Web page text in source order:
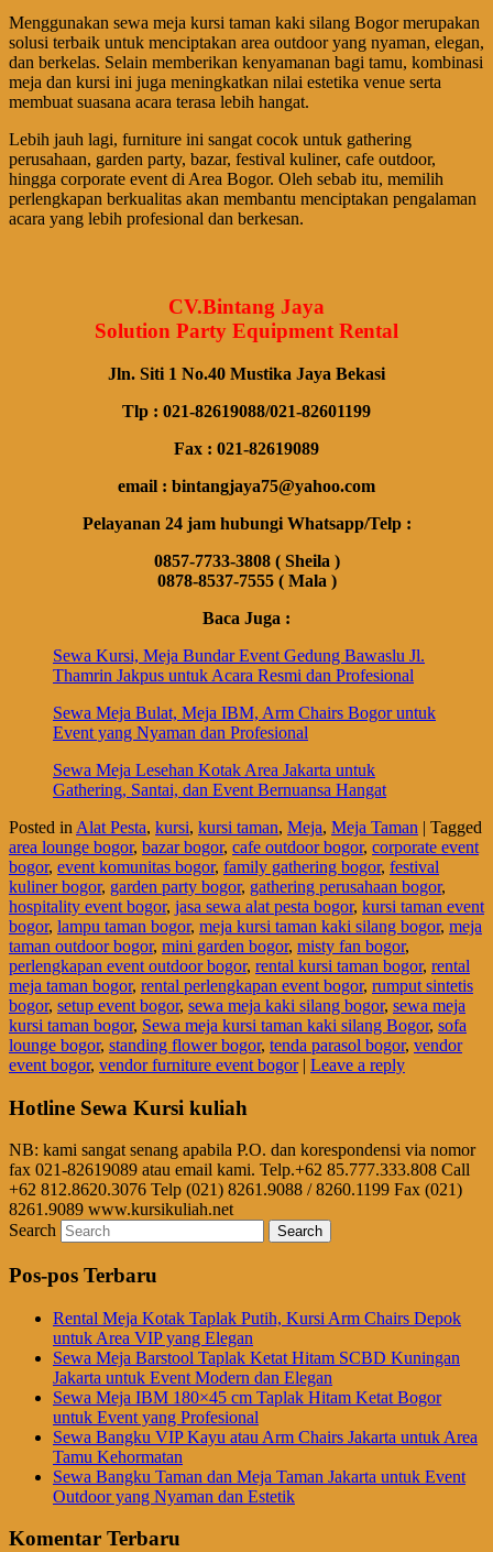
Menggunakan sewa meja kursi taman kaki silang Bogor merupakan
solusi terbaik untuk menciptakan area outdoor yang nyaman, elegan,
dan berkelas. Selain memberikan kenyamanan bagi tamu, kombinasi
meja dan kursi ini juga meningkatkan nilai estetika venue serta
membuat suasana acara terasa lebih hangat.
Lebih jauh lagi, furniture ini sangat cocok untuk gathering
perusahaan, garden party, bazar, festival kuliner, cafe outdoor,
hingga corporate event di Area Bogor. Oleh sebab itu, memilih
perlengkapan berkualitas akan membantu menciptakan pengalaman
acara yang lebih profesional dan berkesan.
CV.Bintang Jaya
Solution Party Equipment Rental
Jln. Siti 1 No.40 Mustika Jaya Bekasi
Tlp : 021-82619088/021-82601199
Fax : 021-82619089
email : bintangjaya75@yahoo.com
Pelayanan 24 jam hubungi Whatsapp/Telp :
0857-7733-3808 ( Sheila )
0878-8537-7555 ( Mala )
Baca Juga :
Sewa Kursi, Meja Bundar Event Gedung Bawaslu Jl.
Thamrin Jakpus untuk Acara Resmi dan Profesional
Sewa Meja Bulat, Meja IBM, Arm Chairs Bogor untuk
Event yang Nyaman dan Profesional
Sewa Meja Lesehan Kotak Area Jakarta untuk
Gathering, Santai, dan Event Bernuansa Hangat
Posted in Alat Pesta, kursi, kursi taman, Meja, Meja Taman | Tagged
area lounge bogor, bazar bogor, cafe outdoor bogor, corporate event
bogor, event komunitas bogor, family gathering bogor, festival
kuliner bogor, garden party bogor, gathering perusahaan bogor,
hospitality event bogor, jasa sewa alat pesta bogor, kursi taman event
bogor, lampu taman bogor, meja kursi taman kaki silang bogor, meja
taman outdoor bogor, mini garden bogor, misty fan bogor,
perlengkapan event outdoor bogor, rental kursi taman bogor, rental
meja taman bogor, rental perlengkapan event bogor, rumput sintetis
bogor, setup event bogor, sewa meja kaki silang bogor, sewa meja
kursi taman bogor, Sewa meja kursi taman kaki silang Bogor, sofa
lounge bogor, standing flower bogor, tenda parasol bogor, vendor
event bogor, vendor furniture event bogor | Leave a reply
Hotline Sewa Kursi kuliah
NB: kami sangat senang apabila P.O. dan korespondensi via nomor
fax 021-82619089 atau email kami. Telp.+62 85.777.333.808 Call
+62 812.8620.3076 Telp (021) 8261.9088 / 8260.1199 Fax (021)
8261.9089 www.kursikuliah.net
Search
Pos-pos Terbaru
Rental Meja Kotak Taplak Putih, Kursi Arm Chairs Depok
untuk Area VIP yang Elegan
Sewa Meja Barstool Taplak Ketat Hitam SCBD Kuningan
Jakarta untuk Event Modern dan Elegan
Sewa Meja IBM 180×45 cm Taplak Hitam Ketat Bogor
untuk Event yang Profesional
Sewa Bangku VIP Kayu atau Arm Chairs Jakarta untuk Area
Tamu Kehormatan
Sewa Bangku Taman dan Meja Taman Jakarta untuk Event
Outdoor yang Nyaman dan Estetik
Komentar Terbaru